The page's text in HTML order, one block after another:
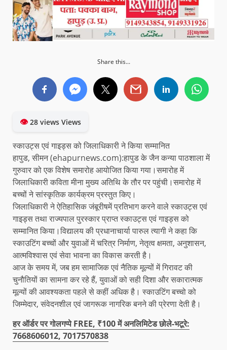
Share this...
👁28 views Views
स्काउट्स एवं गाइड्स को जिलाधिकारी ने किया सम्मानित
हापुड, सीमन (ehapurnews.com):हापुड के जैन कन्या पाठशाला में
गुरुवार को एक विशेष समारोह आयोजित किया गया।समारोह में
जिलाधिकारी कविता मीना मुख्य अतिथि के तौर पर पहुंची।समारोह में
बच्चों ने सांस्कृतिक कार्यक्रम प्रस्तुत किए।
जिलाधिकारी ने ऐतिहासिक जंबूरीषमें प्रतिभाग करने वाले स्काउट्स एवं
गाइड्स तथा राज्यपाल पुरस्कार प्राप्त स्काउट्स एवं गाइड्स को
सम्मानित किया।विद्यालय की प्रधानाचार्या पारुल त्यागी ने कहा कि
स्काउटिंग बच्चों और युवाओं में चरित्र निर्माण, नेतृत्व क्षमता, अनुशासन,
आत्मविश्वास एवं सेवा भावना का विकास करती है।
आज के समय में, जब हम सामाजिक एवं नैतिक मूल्यों में गिरावट की
चुनौतियों का सामना कर रहे हैं, युवाओं को सही दिशा और सकारात्मक
मूल्यों की आवश्यकता पहले से कहीं अधिक है। स्काउटिंग बच्चो को
जिम्मेदार, संवेदनशील एवं जागरूक नागरिक बनने की प्रेरणा देती है।
हर ऑर्डर पर गोलगप्पे FREE, ₹100 में अनलिमिटेड छोले-भटूरे:
7668606012, 7017570838